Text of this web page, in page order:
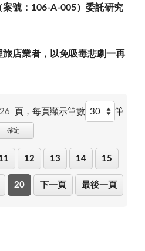
案號：106-A-005）委託研究
旅店業者，以免吸毒悲劇一再
頁， 每頁顯示筆數 筆
確定
12 13 14 15
20 下一頁 最後一頁